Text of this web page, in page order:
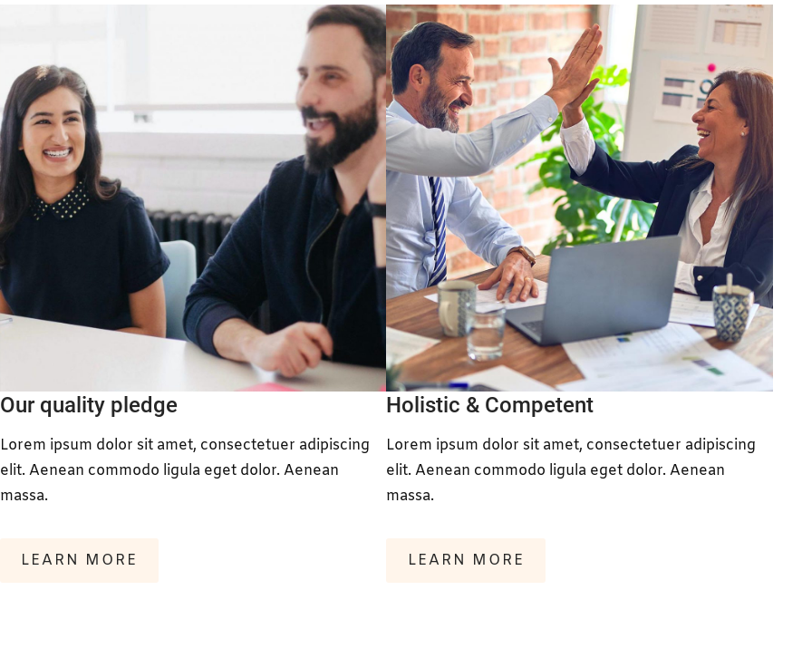
Our quality pledge
Lorem ipsum dolor sit amet, consectetuer adipiscing
elit. Aenean commodo ligula eget dolor. Aenean
massa.
LEARN MORE
Holistic & Competent
Lorem ipsum dolor sit amet, consectetuer adipiscing
elit. Aenean commodo ligula eget dolor. Aenean
massa.
LEARN MORE